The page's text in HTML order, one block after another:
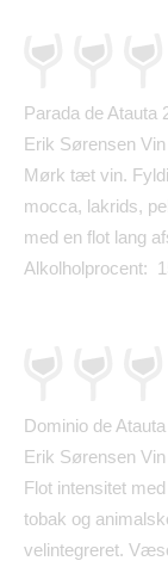
Parada de Atauta
Erik Sørensen
Mørk tæt vin.
mocca, lakrids,
med en flot lang
Alkolholprocent:
Dominio de
Erik Sørensen
Flot intensitet
tobak og
velintegreret.